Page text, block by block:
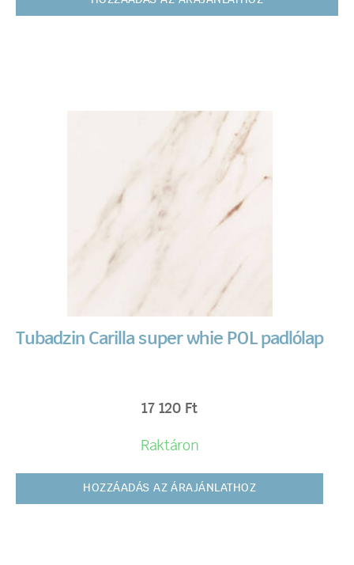
Tubadzin Carilla super whie POL padlólap
17 120 Ft
Raktáron
HOZZÁADÁS AZ ÁRAJÁNLATHOZ